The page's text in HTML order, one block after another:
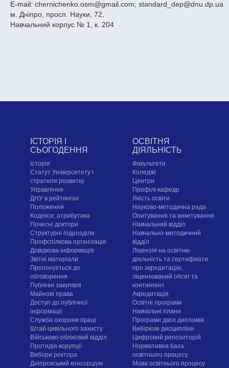
E-mail: chernichenko.osm@gmail.com; standard_dep@dnu.dp.ua
м. Дніпро, просп. Науки, 72,
Навчальний корпус № 1, к. 204
ІСТОРІЯ І
СЬОГОДЕННЯ
Історія
Статут Університету і
стратегія розвитку
Управління
ДНУ в рейтингах
Положення
Кодекси, атрибутика
Почесні доктори
Структурні підрозділи
Профспілкова організація
Довідкова інформація
Звітні матеріали
Пропонується до
обговорення
Публічні закупівлі
Майнові права
Доступ до публічної
інформації
Служба охорони праці
Штаб цивільного захисту
Військово-обліковий відділ
Протидія корупції
Вибори ректора
Дніпровський консорціум
ОСВІТНЯ
ДІЯЛЬНІСТЬ
Факультети
Коледжі
Центри
Профілі кафедр
Якість освіти
Науково-методична рада
Опитування та анкетування
Навчальний відділ
Навчально-методичний
відділ
Ліцензія на освітню
діяльність та сертифікати
про акредитацію,
ліцензований обсяг та
контингент
Акредитація
Освітні програми
Навчальні плани
Програми двох дипломів
Вибіркові дисципліни
Цифровий репозиторій
Нормативна база
освітнього процесу
Мова освітнього процесу